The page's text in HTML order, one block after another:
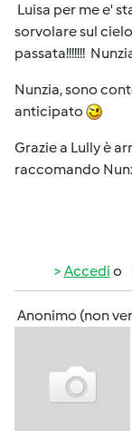
Luisa per me e'
sorvolare sul
passata!!!!!!!
Nunzia, sono
anticipato
Grazie a Lully è
raccomando
Accedi o
Anonimo (non